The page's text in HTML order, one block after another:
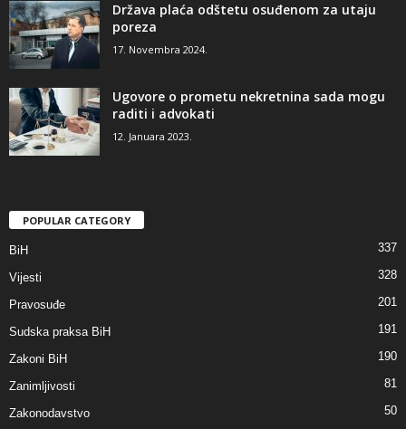
Država plaća odštetu osuđenom za utaju
poreza
17. Novembra 2024.
Ugovore o prometu nekretnina sada mogu
raditi i advokati
12. Januara 2023.
POPULAR CATEGORY
BiH 337
Vijesti 328
Pravosuđe 201
Sudska praksa BiH 191
Zakoni BiH 190
Zanimljivosti 81
Zakonodavstvo 50